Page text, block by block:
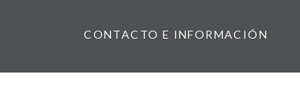
CONTACTO E INFORMACIÓN